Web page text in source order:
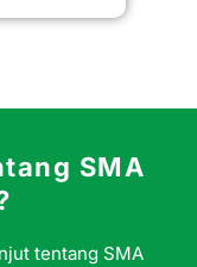
SMA
tentang SMA